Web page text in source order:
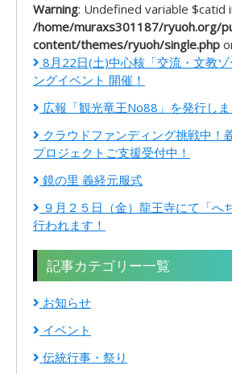
Warning: Undefined variable $catid
/home/muraxs301187/ryuoh.org/
content/themes/ryuoh/single.php
8月22日(土)中心核「交流・文教
ングイベント 開催！
広報「観光竜王No88」を発行しま
クラウドファンディング挑戦中！
プロジェクトご支援受付中！
鏡の里 義経元服式
９月２５日（金）龍王寺にて「へ
行われます！
記事カテゴリー一覧
お知らせ
イベント
伝統行事・祭り